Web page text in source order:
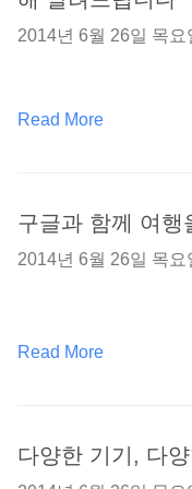
2014년 6월 26일 목요
Read More
구글과 함께 여행
2014년 6월 26일 목요
Read More
다양한 기기, 다